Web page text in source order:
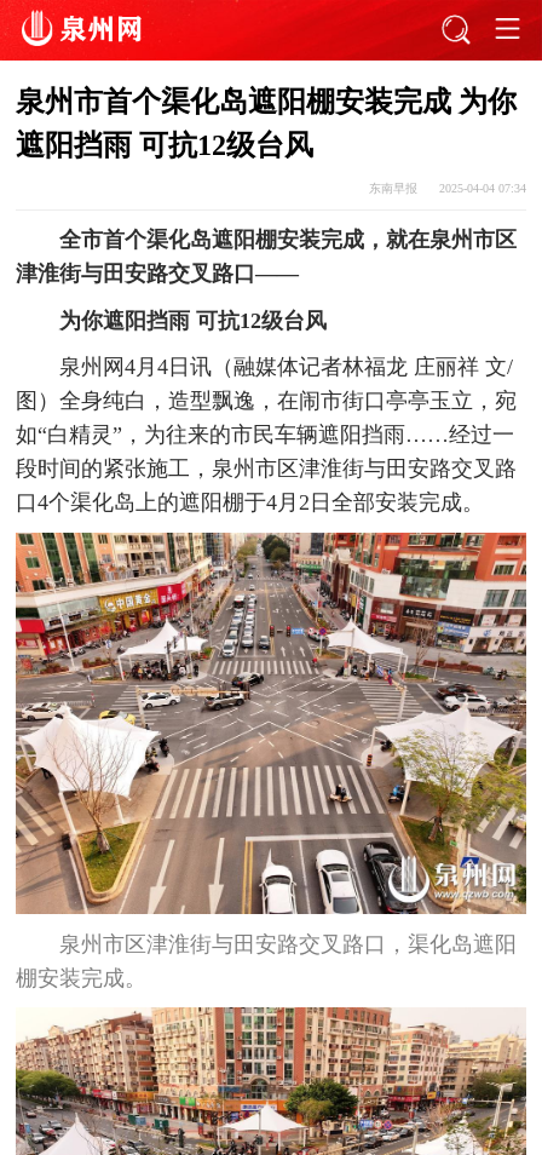
泉州市首个渠化岛遮阳棚安装完成 为你
遮阳挡雨 可抗12级台风
东南早报 2025-04-04 07:34
全市首个渠化岛遮阳棚安装完成，就在泉州市区
津淮街与田安路交叉路口——
为你遮阳挡雨 可抗12级台风
泉州网4月4日讯（融媒体记者林福龙 庄丽祥 文/
图）全身纯白，造型飘逸，在闹市街口亭亭玉立，宛
如“白精灵”，为往来的市民车辆遮阳挡雨……经过一
段时间的紧张施工，泉州市区津淮街与田安路交叉路
口4个渠化岛上的遮阳棚于4月2日全部安装完成。
泉州市区津淮街与田安路交叉路口，渠化岛遮阳
棚安装完成。